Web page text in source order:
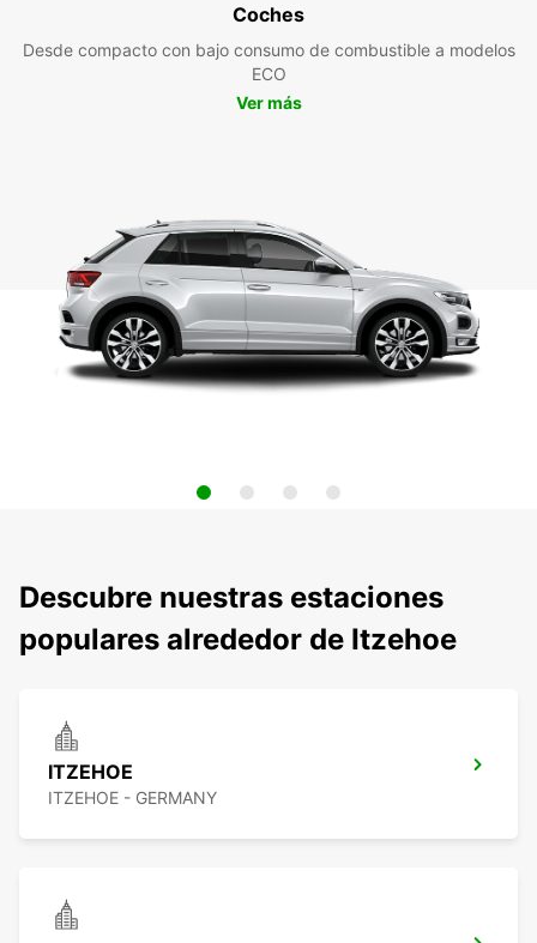
Coches
Desde compacto con bajo consumo de combustible a modelos
ECO
Ver más
Descubre nuestras estaciones
populares alrededor de Itzehoe
ITZEHOE
ITZEHOE - GERMANY